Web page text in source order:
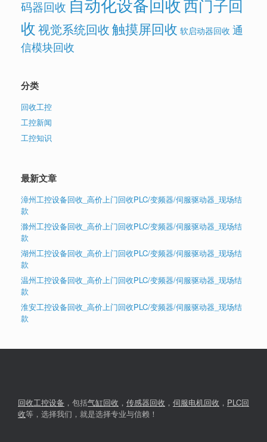
码器回收
西门子回
收视觉系统回收触摸屏回收 软启动器回收 通
信模块回收
分类
回收工控
工控新闻
工控知识
最新文章
漳州工控设备回收_高价上门回收PLC/变频器/伺服驱动器_现场结
款
滁州工控设备回收_高价上门回收PLC/变频器/伺服驱动器_现场结
款
湖州工控设备回收_高价上门回收PLC/变频器/伺服驱动器_现场结
款
温州工控设备回收_高价上门回收PLC/变频器/伺服驱动器_现场结
款
淮安工控设备回收_高价上门回收PLC/变频器/伺服驱动器_现场结
款
回收工控设备 ，包括气缸回收 ， 传感器回收 ， 伺服电机回收 ， PLC回
收等，选择我们，就是选择专业与信赖！